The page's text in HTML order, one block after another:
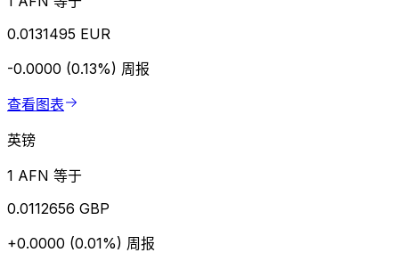
0.0131495 EUR
-0.0000 (0.13%) 周报
查看图表
英镑
1 AFN 等于
0.0112656 GBP
+0.0000 (0.01%) 周报